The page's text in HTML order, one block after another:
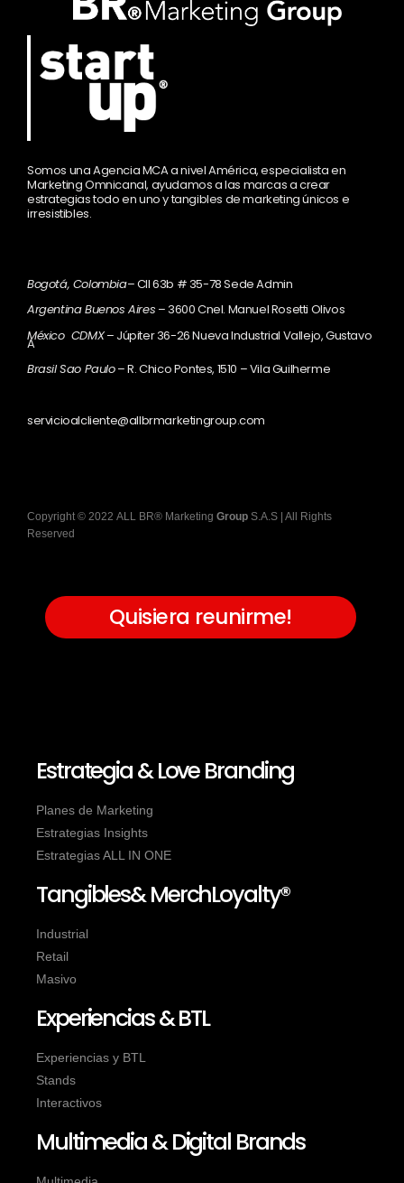
Somos una Agencia MCA a nivel América, especialista en
Marketing Omnicanal, ayudamos a las marcas a crear
estrategias todo en uno y tangibles de marketing únicos e
irresistibles.
Bogotá, Colombia– Cll 63b # 35-78 Sede Admin
Argentina Buenos Aires – 3600 Cnel. Manuel Rosetti Olivos
México CDMX– Júpiter 36-26 Nueva Industrial Vallejo, Gustavo
A
Brasil Sao Paulo– R. Chico Pontes, 1510 – Vila Guilherme
servicioalcliente@allbrmarketingroup.com
Copyright © 2022 ALL BR® Marketing Group S.A.S | All Rights
Reserved
Quisiera reunirme!
Estrategia & Love Branding
Planes de Marketing
Estrategias Insights
Estrategias ALL IN ONE
Tangibles& MerchLoyalty®
Industrial
Retail
Masivo
Experiencias & BTL
Experiencias y BTL
Stands
Interactivos
Multimedia & Digital Brands